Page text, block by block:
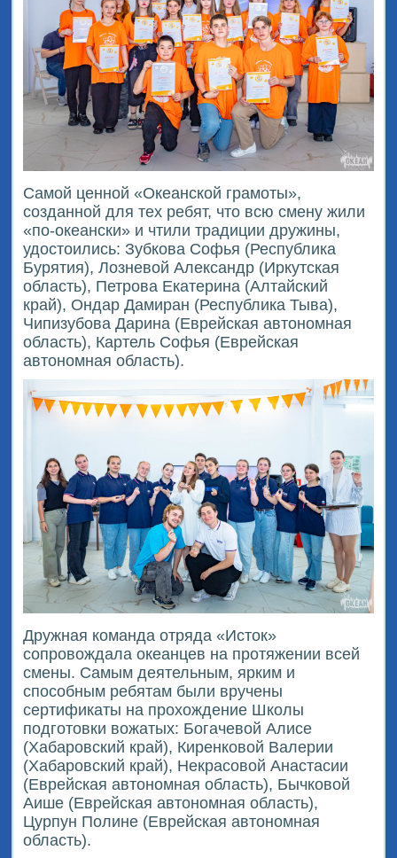
Самой ценной «Океанской грамоты»,
созданной для тех ребят, что всю смену жили
«по-океански» и чтили традиции дружины,
удостоились: Зубкова Софья (Республика
Бурятия), Лозневой Александр (Иркутская
область), Петрова Екатерина (Алтайский
край), Ондар Дамиран (Республика Тыва),
Чипизубова Дарина (Еврейская автономная
область), Картель Софья (Еврейская
автономная область).
Дружная команда отряда «Исток»
сопровождала океанцев на протяжении всей
смены. Самым деятельным, ярким и
способным ребятам были вручены
сертификаты на прохождение Школы
подготовки вожатых: Богачевой Алисе
(Хабаровский край), Киренковой Валерии
(Хабаровский край), Некрасовой Анастасии
(Еврейская автономная область), Бычковой
Аише (Еврейская автономная область),
Цурпун Полине (Еврейская автономная
область).